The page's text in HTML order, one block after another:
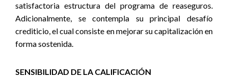
satisfactoria estructura del programa de reaseguros.
Adicionalmente, se contempla su principal desafío
crediticio, el cual consiste en mejorar su capitalización en
forma sostenida.
SENSIBILIDAD DE LA CALIFICACIÓN